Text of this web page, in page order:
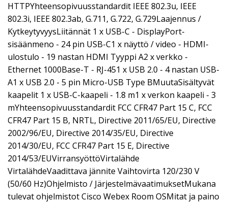
HTTPYhteensopivuusstandardit IEEE 802.3u, IEEE
802.3i, IEEE 802.3ab, G.711, G.722, G.729Laajennus /
KytkeytyvyysLiitännät 1 x USB-C - DisplayPort-
sisäänmeno - 24 pin USB-C1 x näyttö / video - HDMI-
ulostulo - 19 nastan HDMI Tyyppi A2 x verkko -
Ethernet 1000Base-T - RJ-451 x USB 2.0 - 4 nastan USB-
A1 x USB 2.0 - 5 pin Micro-USB Type BMuutaSisältyvät
kaapelit 1 x USB-C-kaapeli - 1.8 m1 x verkon kaapeli - 3
mYhteensopivuusstandardit FCC CFR47 Part 15 C, FCC
CFR47 Part 15 B, NRTL, Directive 2011/65/EU, Directive
2002/96/EU, Directive 2014/35/EU, Directive
2014/30/EU, FCC CFR47 Part 15 E, Directive
2014/53/EUVirransyöttöVirtalähde
VirtalähdeVaadittava jännite Vaihtovirta 120/230 V
(50/60 Hz)Ohjelmisto / JärjestelmävaatimuksetMukana
tulevat ohjelmistot Cisco Webex Room OSMitat ja paino